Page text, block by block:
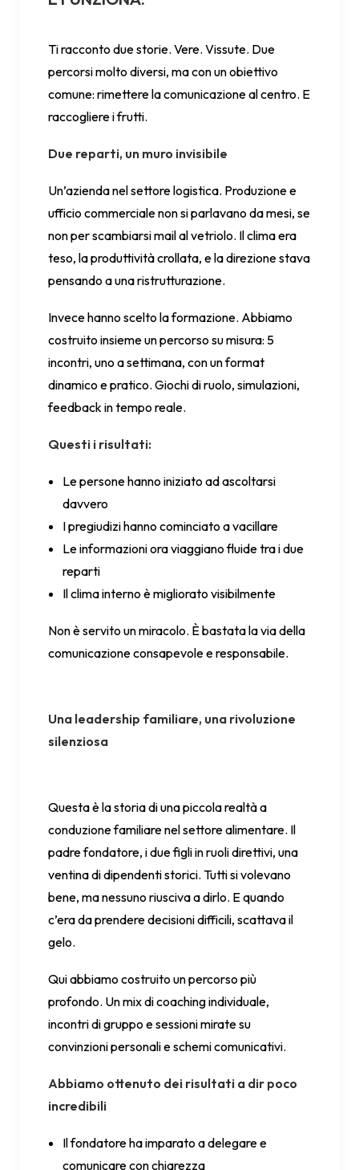
Ti racconto due storie. Vere. Vissute. Due
percorsi molto diversi, ma con un obiettivo
comune: rimettere la comunicazione al centro. E
raccogliere i frutti.
Due reparti, un muro invisibile
Un’azienda nel settore logistica. Produzione e
ufficio commerciale non si parlavano da mesi, se
non per scambiarsi mail al vetriolo. Il clima era
teso, la produttività crollata, e la direzione stava
pensando a una ristrutturazione.
Invece hanno scelto la formazione. Abbiamo
costruito insieme un percorso su misura: 5
incontri, uno a settimana, con un format
dinamico e pratico. Giochi di ruolo, simulazioni,
feedback in tempo reale.
Questi i risultati:
Le persone hanno iniziato ad ascoltarsi
davvero
I pregiudizi hanno cominciato a vacillare
Le informazioni ora viaggiano fluide tra i due
reparti
Il clima interno è migliorato visibilmente
Non è servito un miracolo. È bastata la via della
comunicazione consapevole e responsabile.
Una leadership familiare, una rivoluzione
silenziosa
Questa è la storia di una piccola realtà a
conduzione familiare nel settore alimentare. Il
padre fondatore, i due figli in ruoli direttivi, una
ventina di dipendenti storici. Tutti si volevano
bene, ma nessuno riusciva a dirlo. E quando
c’era da prendere decisioni difficili, scattava il
gelo.
Qui abbiamo costruito un percorso più
profondo. Un mix di coaching individuale,
incontri di gruppo e sessioni mirate su
convinzioni personali e schemi comunicativi.
Abbiamo ottenuto dei risultati a dir poco
incredibili
Il fondatore ha imparato a delegare e
comunicare con chiarezza